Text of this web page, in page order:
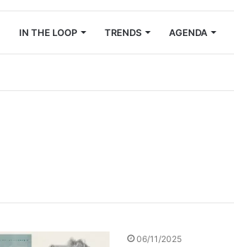
IN THE LOOP TRENDS AGENDA
06/11/2025